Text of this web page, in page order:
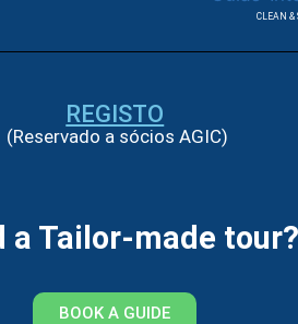
CLEAN &
REGISTO
(Reservado a sócios AGIC)
a Tailor-made tour?
BOOK A GUIDE